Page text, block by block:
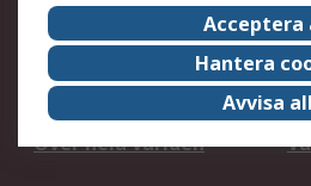
Om RS
Det juridiska
Jobba hos RS
Över hela världen
Acceptera
Hantera
Avvisa